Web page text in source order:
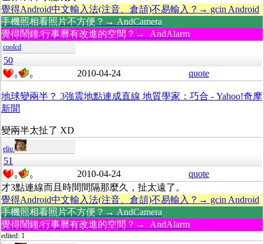
覺得Android中文輸入法(注音、倉頡)不易輸入？→ gcin Android
手機照相看照片不方便？→ AndCamera
覺得鬧鐘/行事曆有改進的空間？→ AndAlarm
coolcd
50
0 0 2010-04-24 quote
地球變兩半？ 3強震地點連成直線 地質學家：巧合 - Yahoo!奇摩
新聞
變兩半太扯了 XD
eliu
51
0 0 2010-04-24
quote
才3點連線而且時間間隔那麼久，扯太遠了。
覺得Android中文輸入法(注音、倉頡)不易輸入？→ gcin Android
手機照相看照片不方便？→ AndCamera
覺得鬧鐘/行事曆有改進的空間？→ AndAlarm
edited: 1